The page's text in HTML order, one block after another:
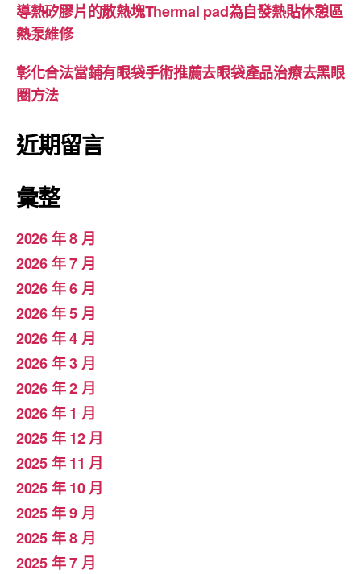
導熱矽膠片的散熱塊Thermal pad為自發熱貼休憩區
熱泵維修
彰化合法當鋪有眼袋手術推薦去眼袋產品治療去黑眼
圈方法
近期留言
彙整
2026 年 8 月
2026 年 7 月
2026 年 6 月
2026 年 5 月
2026 年 4 月
2026 年 3 月
2026 年 2 月
2026 年 1 月
2025 年 12 月
2025 年 11 月
2025 年 10 月
2025 年 9 月
2025 年 8 月
2025 年 7 月